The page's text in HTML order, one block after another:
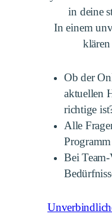
in deine
In einem
Ob der
aktuellen
richtige
Alle
Bei Team-